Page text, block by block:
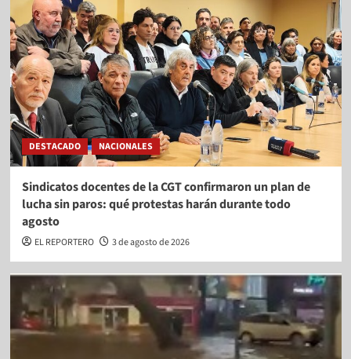
DESTACADO NACIONALES
Sindicatos docentes de la CGT confirmaron un plan de
lucha sin paros: qué protestas harán durante todo
agosto
EL REPORTERO 3 de agosto de 2026